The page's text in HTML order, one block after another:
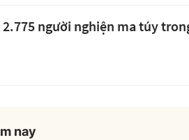
2.775 người nghiện ma túy
nay